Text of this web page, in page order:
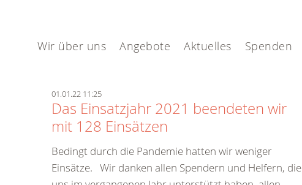
Wir über uns Angebote Aktuelles Spenden
01.01.22 11:25
Das Einsatzjahr 2021 beendeten wir
mit 128 Einsätzen
Bedingt durch die Pandemie hatten wir weniger
Einsätze. Wir danken allen Spendern und Helfern, die